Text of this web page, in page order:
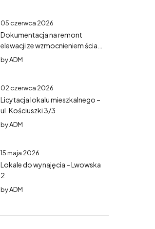
05 czerwca 2026
Dokumentacja na remont
elewacji ze wzmocnieniem ścian
– Mazurska 5
byADM
02 czerwca 2026
Licytacja lokalu mieszkalnego –
ul. Kościuszki 3/3
byADM
15 maja 2026
Lokale do wynajęcia – Lwowska
2
byADM